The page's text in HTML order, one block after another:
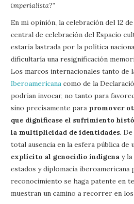
imperialista?”
En mi opinión, la celebración del 12
central de celebración del Espacio
estaría lastrada por la política
dificultaría una resignificación
Los marcos internacionales tanto de
Iberoamericana como de la
podrían invocar, no tanto para
sino precisamente para promover
que dignificase el sufrimiento
la multiplicidad de identidades.
total ausencia en la esfera pública de
explícito al genocidio indígena y
estados y diplomacia iberoamericana
reconocimiento se haga patente en
muestran un camino a recorrer en